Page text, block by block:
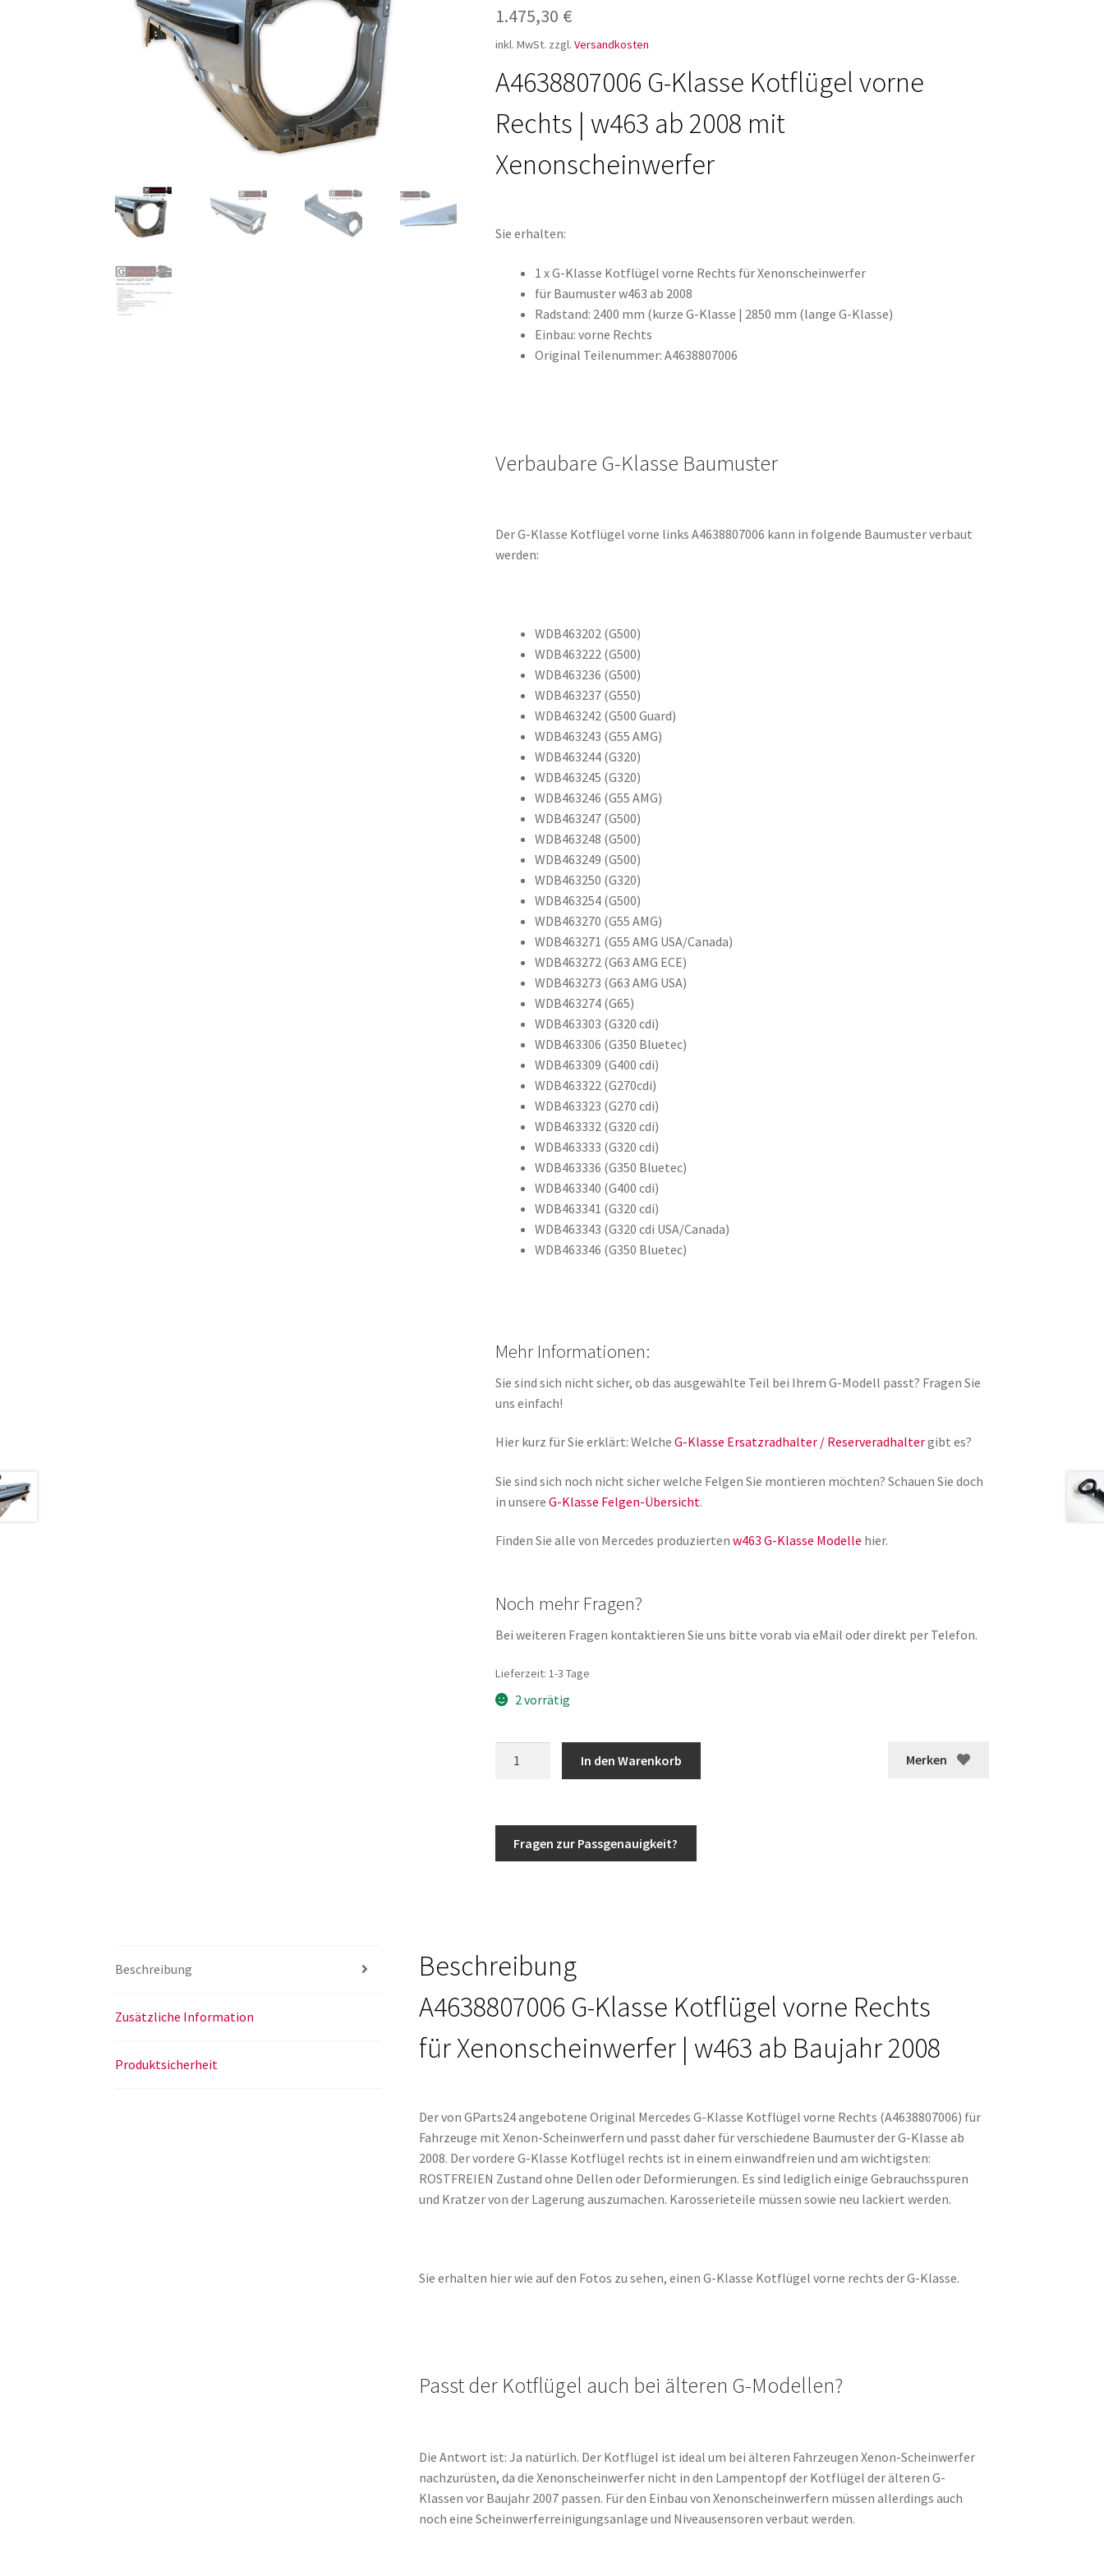
TOP-Seller: G-Klasse Trittbretter schwarz für den w463 AGB – Allgemeine Geschäftsbedingungen
1.475,30 €
inkl. MwSt. zzgl. Versandkosten
A4638807006 G-Klasse Kotflügel vorne
Rechts | w463 ab 2008 mit
Xenonscheinwerfer
Sie erhalten:
1 x G-Klasse Kotflügel vorne Rechts für Xenonscheinwerfer
für Baumuster w463 ab 2008
Radstand: 2400 mm (kurze G-Klasse | 2850 mm (lange G-Klasse)
Einbau: vorne Rechts
Original Teilenummer: A4638807006
Verbaubare G-Klasse Baumuster
Der G-Klasse Kotflügel vorne links A4638807006 kann in folgende Baumuster verbaut
werden:
WDB463202 (G500)
WDB463222 (G500)
WDB463236 (G500)
WDB463237 (G550)
WDB463242 (G500 Guard)
WDB463243 (G55 AMG)
WDB463244 (G320)
WDB463245 (G320)
WDB463246 (G55 AMG)
WDB463247 (G500)
WDB463248 (G500)
WDB463249 (G500)
WDB463250 (G320)
WDB463254 (G500)
WDB463270 (G55 AMG)
WDB463271 (G55 AMG USA/Canada)
WDB463272 (G63 AMG ECE)
WDB463273 (G63 AMG USA)
WDB463274 (G65)
WDB463303 (G320 cdi)
WDB463306 (G350 Bluetec)
WDB463309 (G400 cdi)
WDB463322 (G270cdi)
WDB463323 (G270 cdi)
WDB463332 (G320 cdi)
WDB463333 (G320 cdi)
WDB463336 (G350 Bluetec)
WDB463340 (G400 cdi)
WDB463341 (G320 cdi)
WDB463343 (G320 cdi USA/Canada)
WDB463346 (G350 Bluetec)
Mehr Informationen:
Sie sind sich nicht sicher, ob das ausgewählte Teil bei Ihrem G-Modell passt? Fragen Sie
uns einfach!
Hier kurz für Sie erklärt: Welche G-Klasse Ersatzradhalter / Reserveradhaltergibt es?
Sie sind sich noch nicht sicher welche Felgen Sie montieren möchten? Schauen Sie doch
in unsere G-Klasse Felgen-Übersicht.
Finden Sie alle von Mercedes produzierten w463 G-Klasse Modelle hier.
Noch mehr Fragen?
Bei weiteren Fragen kontaktieren Sie uns bitte vorab via eMail oder direkt per Telefon.
Lieferzeit: 1-3 Tage
2 vorrätig
Merken
In den Warenkorb
Fragen zur Passgenauigkeit?
Beschreibung
Zusätzliche Information
Produktsicherheit
Beschreibung
A4638807006 G-Klasse Kotflügel vorne Rechts
für Xenonscheinwerfer | w463 ab Baujahr 2008
Der von GParts24 angebotene Original Mercedes G-Klasse Kotflügel vorne Rechts (A4638807006) für
Fahrzeuge mit Xenon-Scheinwerfern und passt daher für verschiedene Baumuster der G-Klasse ab
2008. Der vordere G-Klasse Kotflügel rechts ist in einem einwandfreien und am wichtigsten:
ROSTFREIEN Zustand ohne Dellen oder Deformierungen. Es sind lediglich einige Gebrauchsspuren
und Kratzer von der Lagerung auszumachen. Karosserieteile müssen sowie neu lackiert werden.
Sie erhalten hier wie auf den Fotos zu sehen, einen G-Klasse Kotflügel vorne rechts der G-Klasse.
Passt der Kotflügel auch bei älteren G-Modellen?
Die Antwort ist: Ja natürlich. Der Kotflügel ist ideal um bei älteren Fahrzeugen Xenon-Scheinwerfer
nachzurüsten, da die Xenonscheinwerfer nicht in den Lampentopf der Kotflügel der älteren G-
Klassen vor Baujahr 2007 passen. Für den Einbau von Xenonscheinwerfern müssen allerdings auch
noch eine Scheinwerferreinigungsanlage und Niveausensoren verbaut werden.